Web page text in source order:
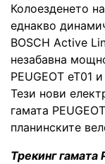
Колоезденето
еднакво
BOSCH Active
незабавна
PEUGEOT eT01
Тези нови
гамата
планинските
Трекинг гамата